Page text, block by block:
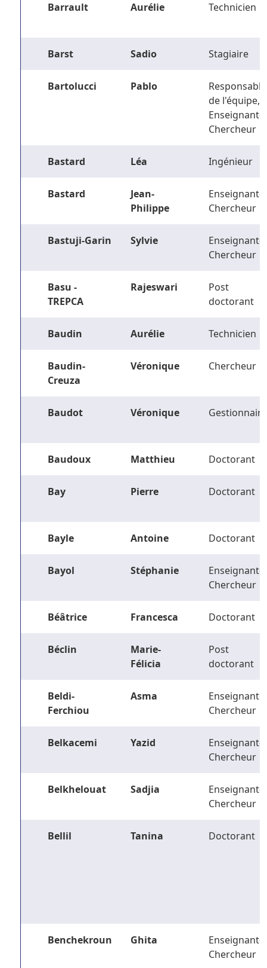
Barrault Aurélie Technicien
Barst Sadio Stagiaire
Bartolucci Pablo
Responsable
de l'équipe,
Enseignant-
Chercheur
Bastard Léa Ingénieur
Bastard
Jean-
Philippe
Enseignant-
Chercheur
Bastuji-Garin Sylvie
Enseignant-
Chercheur
Basu -
TREPCA
Rajeswari
Post
doctorant
Baudin Aurélie Technicien
Baudin-
Creuza
Véronique Chercheur
Baudot Véronique Gestionnaire
Baudoux Matthieu Doctorant
Bay Pierre Doctorant
Bayle Antoine Doctorant
Bayol Stéphanie
Enseignant-
Chercheur
Béâtrice Francesca Doctorant
Béclin
Marie-
Félicia
Post
doctorant
Beldi-
Ferchiou
Asma
Enseignant-
Chercheur
Belkacemi Yazid
Enseignant-
Chercheur
Belkhelouat Sadjia
Enseignant-
Chercheur
Bellil Tanina Doctorant
Benchekroun Ghita
Enseignant-
Chercheur